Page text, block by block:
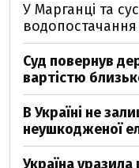
У Марганці та
водопостачання
Суд повернув
вартістю
В Україні не
неушкодженої
Україна